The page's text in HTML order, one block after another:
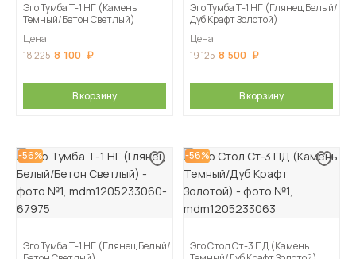
Эго Тумба Т-1 НГ (Камень
Темный/Бетон Светлый)
Цена
18 225 8 100
В корзину
Эго Тумба Т-1 НГ (Глянец Белый/
Дуб Крафт Золотой)
Цена
19 125 8 500
В корзину
-56%
Эго Тумба Т-1 НГ (Глянец Белый/
-56%
Эго Стол Ст-3 ПД (Камень